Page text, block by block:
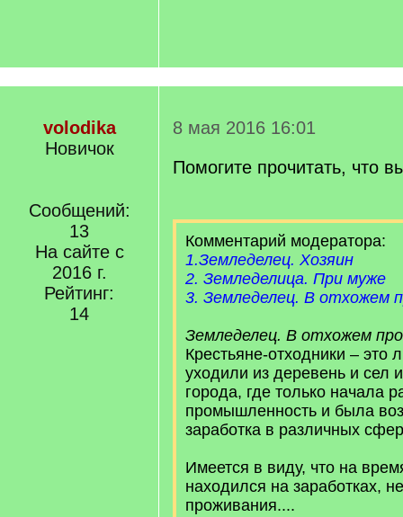
volodika
Новичок
Сообщений:
13
На сайте с
2016 г.
Рейтинг:
14
8 мая 2016 16:01
Помогите прочитать, что
Комментарий модератора:
1.Земледелец. Хозяин
2. Земледелица. При муже
3. Земледелец. В отхожем
Земледелец. В отхожем
Крестьяне-отходники – это
уходили из деревень и сел
города, где только начала
промышленность и была
заработка в различных
Имеется в виду, что на
находился на заработках,
проживания....